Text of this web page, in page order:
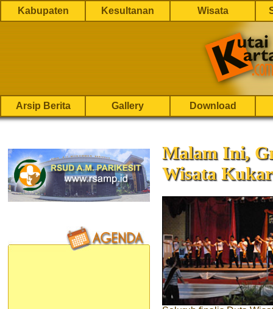
Kabupaten Kesultanan Wisata
Arsip Berita Gallery Download
Malam Ini,
Wisata